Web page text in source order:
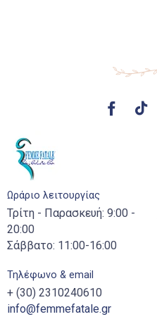
Ωράριο λειτουργίας
Τρίτη - Παρασκευή: 9:00 -
20:00
Σάββατο: 11:00-16:00
Τηλέφωνο & email
+ (30) 2310240610
info@femmefatale.gr